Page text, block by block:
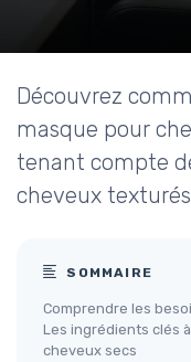
Découvrez
masque pour
tenant compte
cheveux
SOMMAIRE
Comprendre les
Les ingrédients clés
cheveux secs